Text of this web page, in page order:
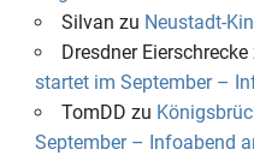
Silvan zu Neustadt-
Dresdner Eierschrecke
startet im September –
TomDD zu
September – Infoabend